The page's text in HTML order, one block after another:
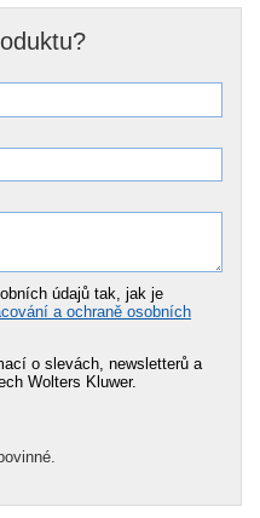
údajů tak, jak je
a ochraně osobních
o slevách, newsletterů a
Wolters Kluwer.